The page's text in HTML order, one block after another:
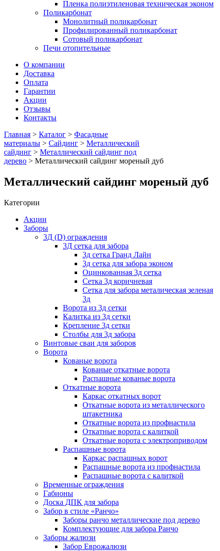
Пленка полиэтиленовая техническая эконом
Поликарбонат
Монолитный поликарбонат
Профилированный поликарбонат
Сотовый поликарбонат
Печи отопительные
О компании
Доставка
Оплата
Гарантии
Акции
Отзывы
Контакты
Главная > Каталог > Фасадные
материалы > Сайдинг > Металлический
сайдинг > Металлический сайдинг под
дерево > Металлический сайдинг мореный дуб
Металлический сайдинг мореный дуб
Категории
Акции
Заборы
3Д (D) ограждения
3Д сетка для забора
3д сетка Гранд Лайн
3д сетка для забора эконом
Оцинкованная 3д сетка
Сетка 3д коричневая
Сетка для забора металическая зеленая
3д
Ворота из 3д сетки
Калитка из 3д сетки
Крепление 3д сетки
Столбы для 3д забора
Винтовые сваи для заборов
Ворота
Кованые ворота
Кованые откатные ворота
Распашные кованые ворота
Откатные ворота
Каркас откатных ворот
Откатные ворота из металлического
штакетника
Откатные ворота из профнастила
Откатные ворота с калиткой
Откатные ворота с электроприводом
Распашные ворота
Каркас распашных ворот
Распашные ворота из профнастила
Распашные ворота с калиткой
Временные ограждения
Габионы
Доска ДПК для забора
Забор в стиле «Ранчо»
Заборы ранчо металлические под дерево
Комплектующие для забора Ранчо
Заборы жалюзи
Забор Еврожалюзи